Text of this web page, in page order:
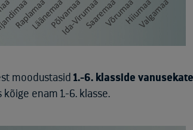
moodustasid1.-6. klasside
enam 1.-6. klasse.